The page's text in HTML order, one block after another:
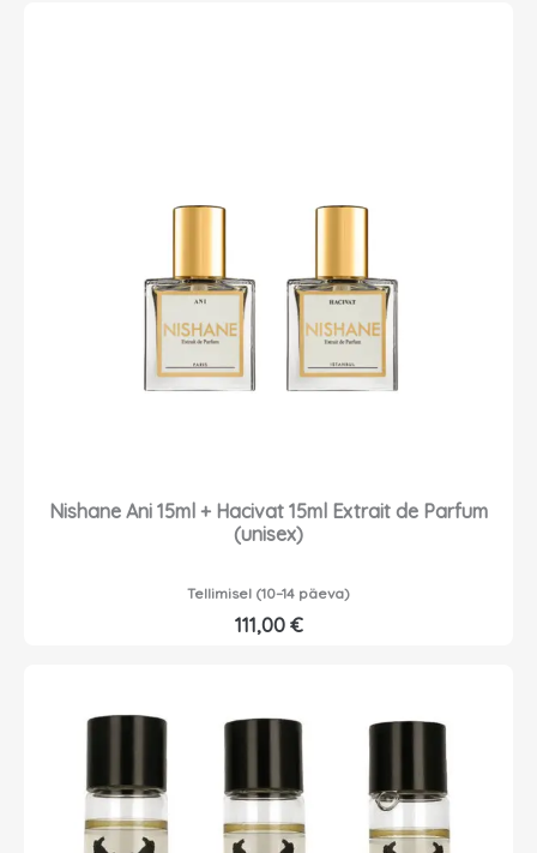
Nishane Ani 15ml + Hacivat 15ml Extrait de Parfum
(unisex)
Tellimisel (10–14 päeva)
111,00 €